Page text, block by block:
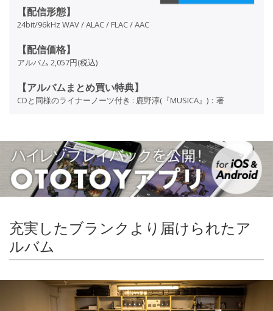
【配信形態】
24bit/96kHz WAV / ALAC / FLAC / AAC
【配信価格】
アルバム 2,057円(税込)
【アルバムまとめ買い特典】
CDと同様のライナーノーツ付き : 鹿野淳(『MUSICA』)：著
充実したブランクより届けられたア
ルバム